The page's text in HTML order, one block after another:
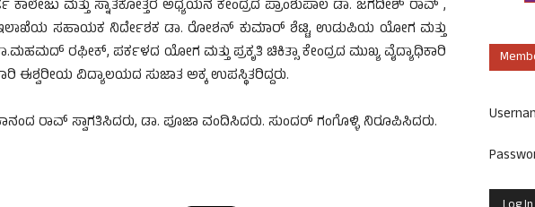
ಮತ್ತು ಸ್ನಾತಕೋತ್ತರ ಅಧ್ಯಯನ ಕೇಂದ್ರದ ಪ್ರಾಂಶುಪಾಲ ಡಾ. ಜಗದೀಶ್ ರಾವ್ ,
ಇಲಾಖೆಯ ಸಹಾಯಕ ನಿರ್ದೇಶಕ ಡಾ. ರೋಶನ್ ಕುಮಾರ್ ಶೆಟ್ಟಿ, ಉಡುಪಿಯ ಯೋಗ ಮತ್ತು
ರಫೀಕ್, ಪರ್ಕಳದ ಯೋಗ ಮತ್ತು ಪ್ರಕೃತಿ ಚಿಕಿತ್ಸಾ ಕೇಂದ್ರದ ಮುಖ್ಯ ವೈದ್ಯಾಧಿಕಾರಿ
ಈಶ್ವರೀಯ ವಿದ್ಯಾಲಯದ ಸುಜಾತ ಅಕ್ಕ ಉಪಸ್ಥಿತರಿದ್ದರು.
ರಾವ್ ಸ್ವಾಗತಿಸಿದರು, ಡಾ. ಪೂಜಾ ವಂದಿಸಿದರು. ಸುಂದರ್ ಗಂಗೊಳ್ಳಿ ನಿರೂಪಿಸಿದರು.